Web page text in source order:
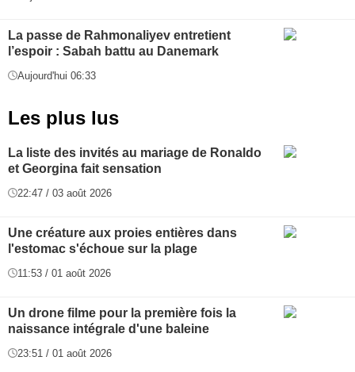
La passe de Rahmonaliyev entretient
l’espoir : Sabah battu au Danemark
Aujourd'hui 06:33
Les plus lus
La liste des invités au mariage de Ronaldo
et Georgina fait sensation
22:47 / 03 août 2026
Une créature aux proies entières dans
l'estomac s'échoue sur la plage
11:53 / 01 août 2026
Un drone filme pour la première fois la
naissance intégrale d'une baleine
23:51 / 01 août 2026